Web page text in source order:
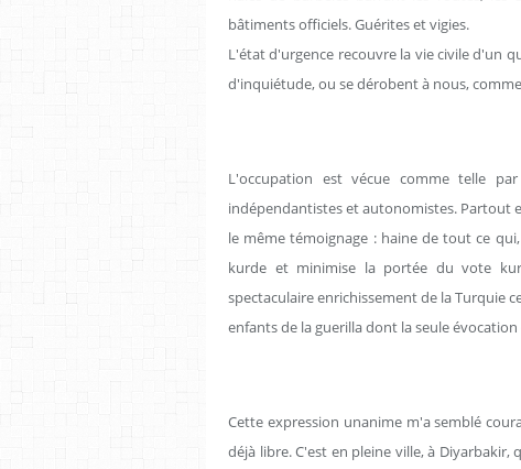
bâtiments officiels. Guérites et vigies.
L'état d'urgence recouvre la vie civile d'un
d'inquiétude, ou se dérobent à nous,
L'occupation est vécue comme telle
indépendantistes et autonomistes. Partout
le même témoignage : haine de tout ce
kurde et minimise la portée du vote
spectaculaire enrichissement de la Turquie
enfants de la guerilla dont la seule
Cette expression unanime m'a semblé
déjà libre. C'est en pleine ville, à